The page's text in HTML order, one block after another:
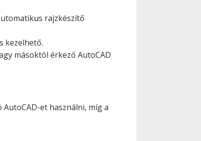
rajzkészítő
kezelhető.
másoktól érkező AutoCAD
et használni, míg a